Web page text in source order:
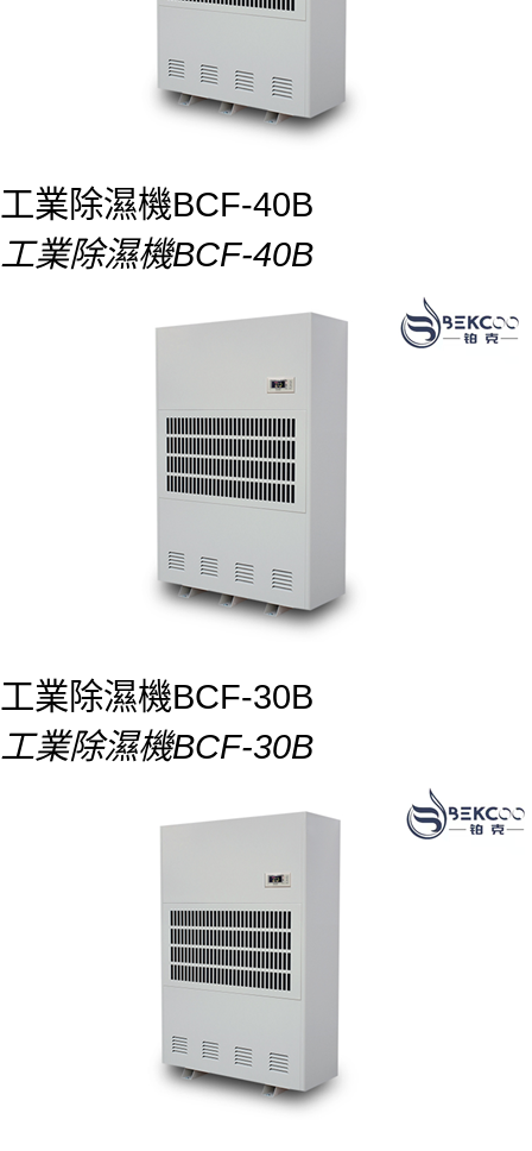
工業除濕機BCF-40B
工業除濕機BCF-40B
工業除濕機BCF-30B
工業除濕機BCF-30B